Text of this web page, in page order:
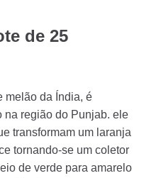
de 25
melão da Índia, é
na região do Punjab. ele
transformam um laranja
tornando-se um coletor
de verde para amarelo